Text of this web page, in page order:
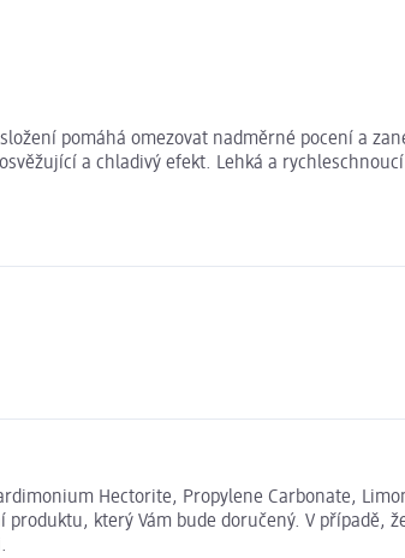
pomáhá omezovat nadměrné pocení a
a chladivý efekt. Lehká a
Hectorite, Propylene Carbonate,
který Vám bude doručený. V případě,